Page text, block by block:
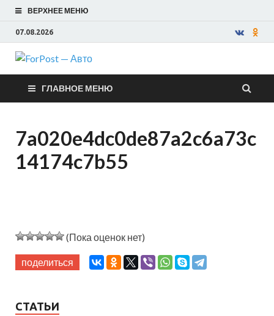
ВЕРХНЕЕ МЕНЮ
07.08.2026
ForPost —
Авто
ГЛАВНОЕ МЕНЮ
7a020e4dc0de87a2c6a73c
14174c7b55
(Пока оценок нет)
поделиться
СТАТЬИ